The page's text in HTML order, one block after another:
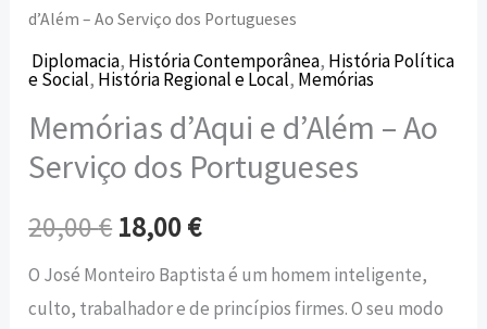
d’Além – Ao Serviço dos Portugueses
Diplomacia, História Contemporânea, História Política
e Social, História Regional e Local, Memórias
Memórias d’Aqui e d’Além – Ao
Serviço dos Portugueses
20,00€ 18,00€
O José Monteiro Baptista é um homem inteligente,
culto, trabalhador e de princípios firmes. O seu modo